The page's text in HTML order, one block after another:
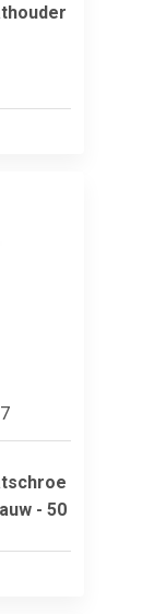
- 50